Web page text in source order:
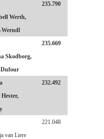
Werth,
Werndl
235.790
Skodborg,
235.669
232.492
van Liere
221.048